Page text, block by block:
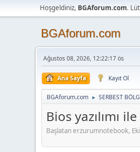
Hoşgeldiniz, BGAforum.com.
BGAforum.com
Ağustos 08, 2026, 12:22:17 ös
Ana Sayfa Kayıt Ol
BGAforum.com ► SERBEST
Bios yazılımı
Başlatan erzurumnotebook,